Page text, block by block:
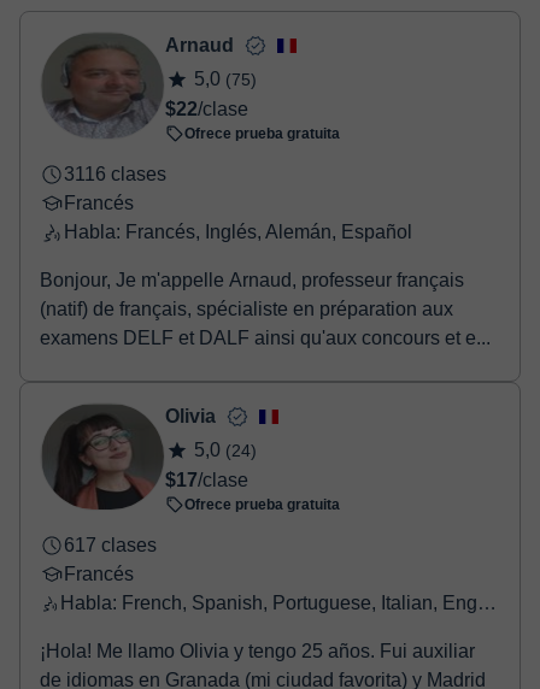
- Tarjeta de crédito.
- Paypal.
Una vez realices el pago de la clase, recibirás un e-mail de
confirmación de la reserva.
Arnaud
5,0 (75)
$22/clase
Ofrece prueba gratuita
3116 clases
Francés
Habla: Francés, Inglés, Alemán, Español
Bonjour, Je m'appelle Arnaud, professeur français
(natif) de français, spécialiste en préparation aux
examens DELF et DALF ainsi qu'aux concours et e...
Olivia
5,0 (24)
$17/clase
Ofrece prueba gratuita
617 clases
Francés
Habla: French, Spanish, Portuguese, Italian, English, Greek
¡Hola! Me llamo Olivia y tengo 25 años. Fui auxiliar
de idiomas en Granada (mi ciudad favorita) y Madrid